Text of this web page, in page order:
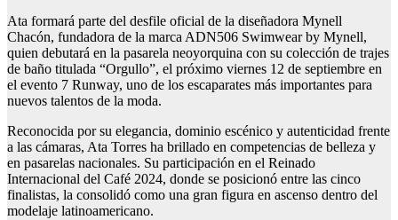
Ata formará parte del desfile oficial de la diseñadora Mynell
Chacón, fundadora de la marca ADN506 Swimwear by Mynell,
quien debutará en la pasarela neoyorquina con su colección de trajes
de baño titulada “Orgullo”, el próximo viernes 12 de septiembre en
el evento 7 Runway, uno de los escaparates más importantes para
nuevos talentos de la moda.
Reconocida por su elegancia, dominio escénico y autenticidad frente
a las cámaras, Ata Torres ha brillado en competencias de belleza y
en pasarelas nacionales. Su participación en el Reinado
Internacional del Café 2024, donde se posicionó entre las cinco
finalistas, la consolidó como una gran figura en ascenso dentro del
modelaje latinoamericano.